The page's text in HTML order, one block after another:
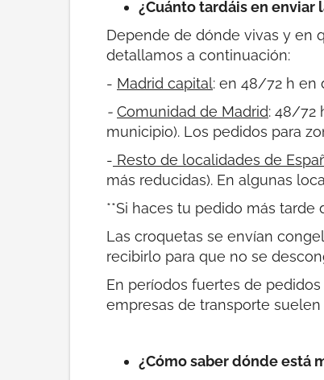
¿Cuánto tardáis en enviar
Depende de dónde vivas y en
detallamos a continuación:
- Madrid capital: en 48/72 h en
- Comunidad de Madrid: 48/72
municipio). Los pedidos para
- Resto de localidades de
más reducidas). En algunas
**Si haces tu pedido más
Las croquetas se envían
recibirlo para que no se
En períodos fuertes de
empresas de transporte
¿Cómo saber dónde está